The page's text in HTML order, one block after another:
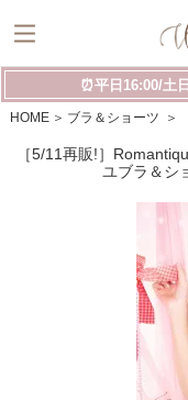
⏰平日16:00/土
HOME ブラ＆ショーツ
［5/11再販!］
ユブラ＆シ